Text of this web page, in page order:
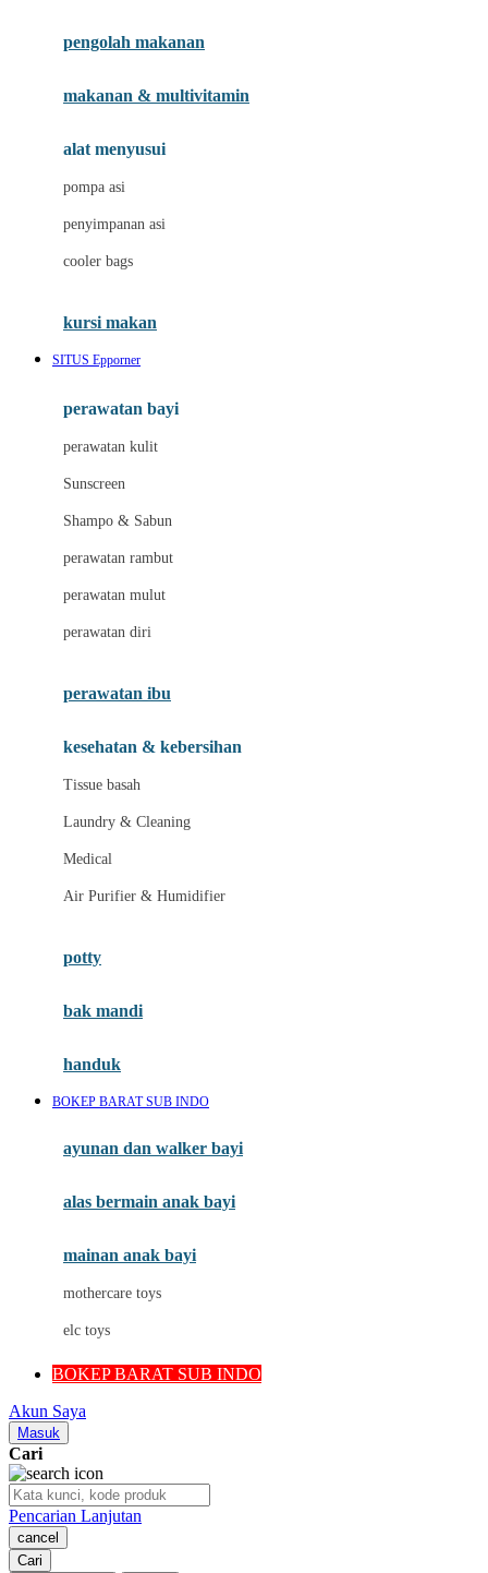
Joolz
Leclerc
Lee Vierra
Lillebaby
Little Bird Told Me
Little Miss Janis
London Taxi
Love To Dream
M
Magformers
Mamaway
Maxi Cosi
Megabloks
Micro
MiDeer
Moby
My Buddy Tag
My K
Oh Ma Grain
pengolah makanan
makanan & multivitamin
alat menyusui
pompa asi
penyimpanan asi
cooler bags
kursi makan
SITUS Epporner
perawatan bayi
perawatan kulit
Sunscreen
Shampo & Sabun
perawatan rambut
perawatan mulut
perawatan diri
perawatan ibu
kesehatan & kebersihan
Tissue basah
Laundry & Cleaning
Medical
Air Purifier & Humidifier
potty
bak mandi
handuk
BOKEP BARAT SUB INDO
ayunan dan walker bayi
alas bermain anak bayi
mainan anak bayi
mothercare toys
elc toys
BOKEP BARAT SUB INDO
Akun Saya
Masuk
Cari
Pencarian Lanjutan
cancel
Cari